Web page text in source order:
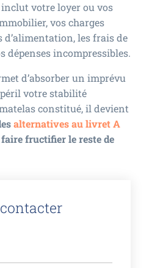
inclut votre loyer ou vos
vos charges
d’alimentation, les frais de
dépenses incompressibles.
d’absorber un imprévu
votre stabilité
constitué, il devient
alternatives au livret A
fructifier le reste de